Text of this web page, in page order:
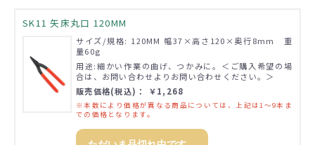
SK11 矢床丸口 120MM
サイズ/規格: 120MM 幅37×高さ120×奥行8mm 重
量60g
用途:細かい作業の曲げ、つかみに。＜ご購入希望の場
合は、お問い合わせよりお問い合わせください。＞
販売価格(税込)： ￥1,268
※本数により価格が異なる商品については、上記は1～9本ま
での価格となります。